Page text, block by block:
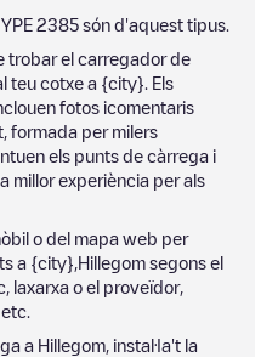
2385 són d'aquest tipus.
trobar el carregador de
teu cotxe a {city} . Els
fotos icomentaris
formada per milers
els punts de càrrega i
millor experiència per als
o del mapa web per
a {city} Hillegom segons el
laxarxa o el proveïdor,
a Hillegom , instal·la't la